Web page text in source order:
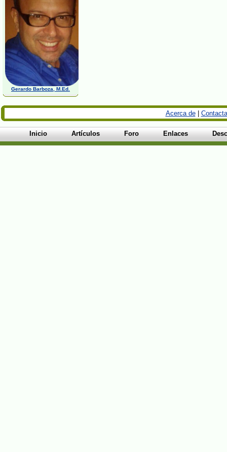
Gerardo Barboza, M.Ed.
Acerca de|
Inicio Artículos Foro Enlaces